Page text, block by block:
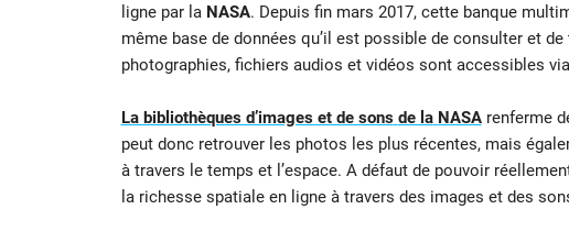
ligne par la NASA. Depuis fin mars 2017, cette banque
même base de données qu’il est possible de consulter et
photographies, fichiers audios et vidéos sont accessibles via
La bibliothèques d’images et de sons de la NASArenferme
peut donc retrouver les photos les plus récentes, mais
à travers le temps et l’espace. A défaut de pouvoir
la richesse spatiale en ligne à travers des images et des